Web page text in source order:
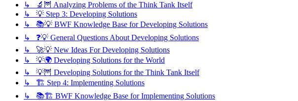
↳ 🔬🦉 Analyzing Problems of the Think Tank Itself
↳ 💡 Step 3: Developing Solutions
↳ 📚💡 BWF Knowledge Base for Developing Solutions
↳ ❓💡 General Questions About Developing Solutions
↳ 🚀💡 New Ideas For Developing Solutions
↳ 💡🌍 Developing Solutions for the World
↳ 💡🦉 Developing Solutions for the Think Tank Itself
↳ 🏗️ Step 4: Implementing Solutions
↳ 📚🏗️ BWF Knowledge Base for Implementing Solutions